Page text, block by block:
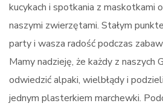
kucykach i spotkania z maskotkami
naszymi zwierzętami. Stałym
party i wasza radość podczas
Mamy nadzieję, że każdy z naszych
odwiedzić alpaki, wielbłądy i
jednym plasterkiem marchewki.